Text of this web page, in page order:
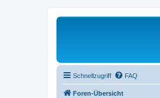
Schnellzugriff FAQ
Foren-Übersicht